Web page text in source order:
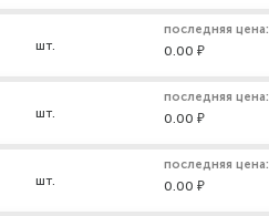
шт.
последняя цена:
0.00 ₽
шт.
последняя цена:
0.00 ₽
шт.
последняя цена:
0.00 ₽